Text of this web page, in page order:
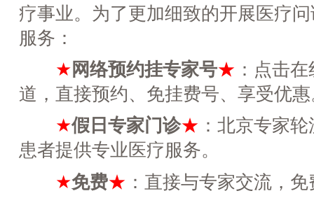
疗事业。为了更加细致的开展医疗
服务：
★ 网络预约挂专家号★ ：点击
道，直接预约、免挂费号、享受优
★假日专家门诊★ ：北京专家
患者提供专业医疗服务。
★免费★ ：直接与专家交流，